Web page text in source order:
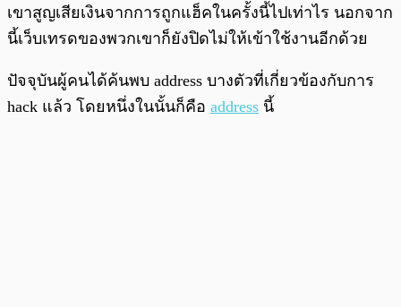
เขาสูญเสียเงินจากการถูกแฮ็คในครั้งนี้ไปเท่าไร นอกจาก
นี้เว็บเทรดของพวกเขาก็ยังปิดไม่ให้เข้าใช้งานอีกด้วย
ปัจจุบันผู้คนได้ค้นพบ address บางตัวที่เกี่ยวข้องกับการ
hack แล้ว โดยหนึ่งในนั้นก็คือ address นี้